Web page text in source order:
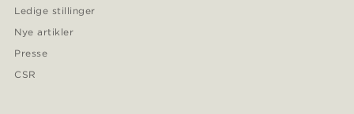
Ledige stillinger
Nye artikler
Presse
CSR